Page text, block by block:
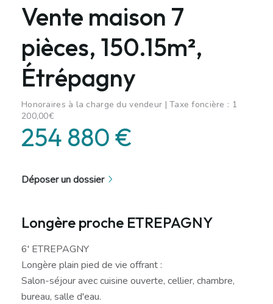
Vente maison 7
pièces, 150.15m²,
Étrépagny
Honoraires à la charge du vendeur | Taxe foncière : 1
200,00€
254 880 €
Déposer un dossier
Longère proche ETREPAGNY
6' ETREPAGNY
Longère plain pied de vie offrant :
Salon-séjour avec cuisine ouverte, cellier, chambre,
bureau, salle d'eau.